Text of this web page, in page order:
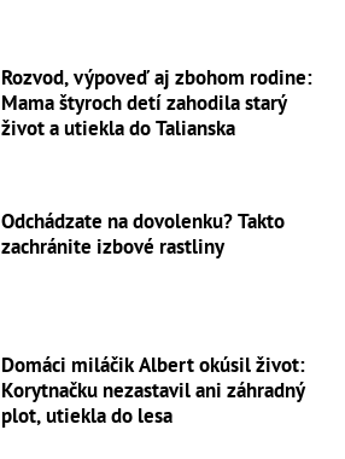
Rozvod, výpoveď aj zbohom rodine:
Mama štyroch detí zahodila starý
život a utiekla do Talianska
Odchádzate na dovolenku? Takto
zachránite izbové rastliny
Domáci miláčik Albert okúsil život:
Korytnačku nezastavil ani záhradný
plot, utiekla do lesa